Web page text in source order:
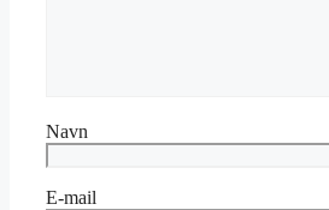
Navn
E-mail